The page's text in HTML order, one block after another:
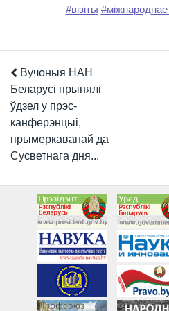
#візіты
Вучоныя НАН
Беларусі прынялі
ўдзел у прэс-
канферэнцыі,
прымеркаванай да
Сусветнага дня...